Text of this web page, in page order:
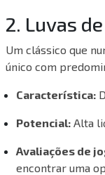
2. Luvas
Um clássico que
único com
Característica:
Potencial: Alta
Avaliações de
encontrar uma